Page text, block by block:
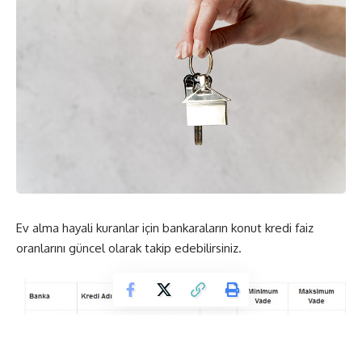
Ev alma hayali kuranlar için bankaraların konut kredi faiz
oranlarını güncel olarak takip edebilirsiniz.